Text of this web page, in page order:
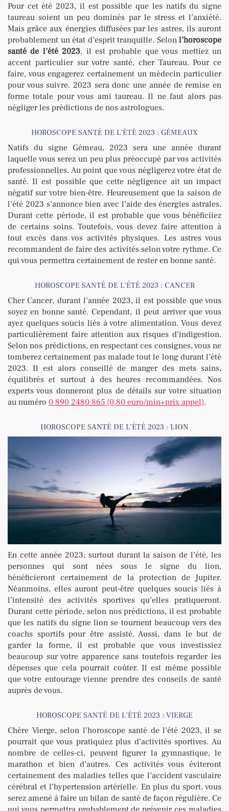
Pour cet été 2023, il est possible que les natifs du signe
taureau soient un peu dominés par le stress et l’anxiété.
Mais grâce aux énergies diffusées par les astres, ils auront
probablement un état d’esprit tranquille. Selon l’horoscope
santé de l’été 2023, il est probable que vous mettiez un
accent particulier sur votre santé, cher Taureau. Pour ce
faire, vous engagerez certainement un médecin particulier
pour vous suivre. 2023 sera donc une année de remise en
forme totale pour vous ami taureau. Il ne faut alors pas
négliger les prédictions de nos astrologues.
HOROSCOPE SANTÉ DE L’ÉTÉ 2023 : GÉMEAUX
Natifs du signe Gémeau, 2023 sera une année durant
laquelle vous serez un peu plus préoccupé par vos activités
professionnelles. Au point que vous négligerez votre état de
santé. Il est possible que cette négligence ait un impact
négatif sur votre bien-être. Heureusement que la saison de
l’été 2023 s’annonce bien avec l’aide des énergies astrales.
Durant cette période, il est probable que vous bénéficiiez
de certains soins. Toutefois, vous devez faire attention à
tout excès dans vos activités physiques. Les astres vous
recommandent de faire des activités selon votre rythme. Ce
qui vous permettra certainement de rester en bonne santé.
HOROSCOPE SANTÉ DE L’ÉTÉ 2023 : CANCER
Cher Cancer, durant l’année 2023, il est possible que vous
soyez en bonne santé. Cependant, il peut arriver que vous
ayez quelques soucis liés à votre alimentation. Vous devez
particulièrement faire attention aux risques d’indigestion.
Selon nos prédictions, en respectant ces consignes, vous ne
tomberez certainement pas malade tout le long durant l’été
2023. Il est alors conseillé de manger des mets sains,
équilibrés et surtout à des heures recommandées. Nos
experts vous donneront plus de détails sur votre situation
au numéro 0 890 2480 865 (0,80 euro/min+prix appel).
HOROSCOPE SANTÉ DE L’ÉTÉ 2023 : LION
En cette année 2023, surtout durant la saison de l’été, les
personnes qui sont nées sous le signe du lion,
bénéficieront certainement de la protection de Jupiter.
Néanmoins, elles auront peut-être quelques soucis liés à
l’intensité des activités sportives qu’elles pratiqueront.
Durant cette période, selon nos prédictions, il est probable
que les natifs du signe lion se tournent beaucoup vers des
coachs sportifs pour être assisté. Aussi, dans le but de
garder la forme, il est probable que vous investissiez
beaucoup sur votre apparence sans toutefois regarder les
dépenses que cela pourrait coûter. Il est même possible
que votre entourage vienne prendre des conseils de santé
auprès de vous.
HOROSCOPE SANTÉ DE L’ÉTÉ 2023 : VIERGE
Chère Vierge, selon l’horoscope santé de l’été 2023, il se
pourrait que vous pratiquiez plus d’activités sportives. Au
nombre de celles-ci, peuvent figurer la gymnastique, le
marathon et bien d’autres. Ces activités vous éviteront
certainement des maladies telles que l’accident vasculaire
cérébral et l’hypertension artérielle. En plus du sport, vous
serez amené à faire un bilan de santé de façon régulière. Ce